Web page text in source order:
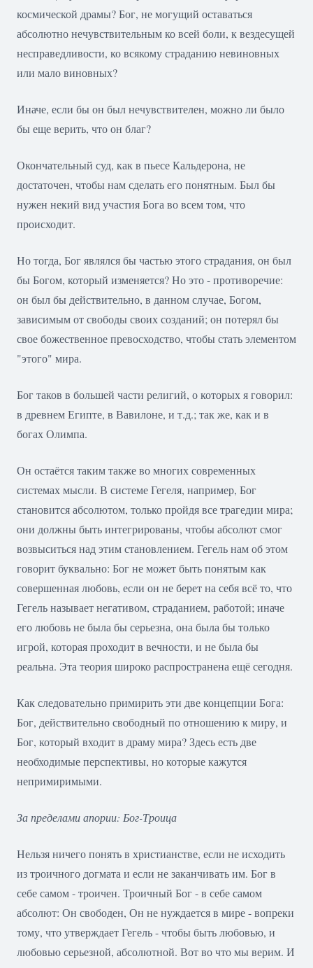
космической драмы? Бог, не могущий оставаться
абсолютно нечувствительным ко всей боли, к вездесущей
несправедливости, ко всякому страданию невиновных
или мало виновных?
Иначе, если бы он был нечувствителен, можно ли было
бы еще верить, что он благ?
Окончательный суд, как в пьесе Кальдерона, не
достаточен, чтобы нам сделать его понятным. Был бы
нужен некий вид участия Бога во всем том, что
происходит.
Но тогда, Бог являлся бы частью этого страдания, он был
бы Богом, который изменяется? Но это - противоречие:
он был бы действительно, в данном случае, Богом,
зависимым от свободы своих созданий; он потерял бы
свое божественное превосходство, чтобы стать элементом
"этого" мира.
Бог таков в большей части религий, о которых я говорил:
в древнем Египте, в Вавилоне, и т.д.; так же, как и в
богах Олимпа.
Он остаётся таким также во многих современных
системах мысли. В системе Гегеля, например, Бог
становится абсолютом, только пройдя все трагедии мира;
они должны быть интегрированы, чтобы абсолют смог
возвыситься над этим становлением. Гегель нам об этом
говорит буквально: Бог не может быть понятым как
совершенная любовь, если он не берет на себя всё то, что
Гегель называет негативом, страданием, работой; иначе
его любовь не была бы серьезна, она была бы только
игрой, которая проходит в вечности, и не была бы
реальна. Эта теория широко распространена ещё сегодня.
Как следовательно примирить эти две концепции Бога:
Бог, действительно свободный по отношению к миру, и
Бог, который входит в драму мира? Здесь есть две
необходимые перспективы, но которые кажутся
непримиримыми.
За пределами апории: Бог-Троица
Нельзя ничего понять в христианстве, если не исходить
из троичного догмата и если не заканчивать им. Бог в
себе самом - троичен. Троичный Бог - в себе самом
абсолют: Он свободен, Он не нуждается в мире - вопреки
тому, что утверждает Гегель - чтобы быть любовью, и
любовью серьезной, абсолютной. Вот во что мы верим. И